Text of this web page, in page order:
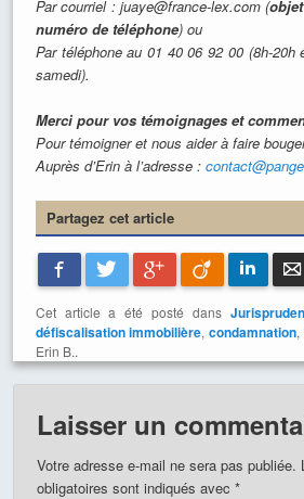
Par courriel : juaye@france-lex.com (
numéro de téléphone) ou
Par téléphone au 01 40 06 92 00 (8h-20h
samedi).
Merci pour vos témoignages et
Pour témoigner et nous aider à faire
Auprès d’Erin à l’adresse :
Partagez cet article
FacebookTwitter Google+ Viadeo LinkedIn
Cet article a été posté dans
défiscalisation immobilière, condamnation,
Erin B..
Laisser un
Votre adresse e-mail ne sera pas publiée.
obligatoires sont indiqués avec *